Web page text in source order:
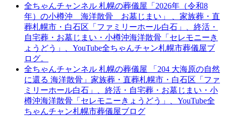
全ちゃんチャンネル 札幌の葬儀屋「2026年（令和8
年）の小樽沖 海洋散骨 お墓じまい」 、家族葬・直
葬札幌市・白石区「ファミリーホール白石」、終活・
自宅葬・お墓じまい・小樽沖海洋散骨「セレモニーき
ょうどう」、YouTube全ちゃんチャン札幌市葬儀屋ブ
ログ。
全ちゃんチャンネル 札幌の葬儀屋 「204 大海原の自然
に還る 海洋散骨」家族葬・直葬札幌市・白石区「ファ
ミリーホール白石」、終活・自宅葬・お墓じまい・小
樽沖海洋散骨「セレモニーきょうどう」、YouTube全
ちゃんチャン札幌市葬儀屋ブログ